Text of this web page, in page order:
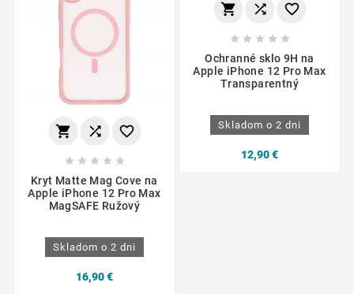
  
    
Kryt Matte Mag Cove na
Apple iPhone 12 Pro Max
MagSAFE Ružový
Skladom o 2 dni
16,90 €
  
    
Ochranné sklo 9H na
Apple iPhone 12 Pro Max
Transparentný
Skladom o 2 dni
12,90 €